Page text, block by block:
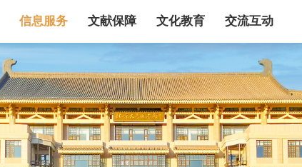
信息服务 文献保障 文化教育 交流互动